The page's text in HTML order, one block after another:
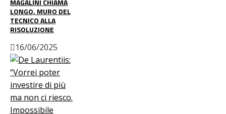
MAGALINI CHIAMA
LONGO, MURO DEL
TECNICO ALLA
RISOLUZIONE
16/06/2025